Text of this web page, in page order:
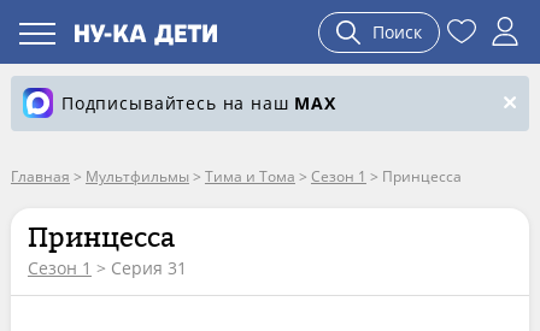
Поиск
Подписывайтесь на наш MAX
Главная > Мультфильмы > Тима и Тома > Сезон 1 > Принцесса
Принцесса
Сезон 1 > Серия 31